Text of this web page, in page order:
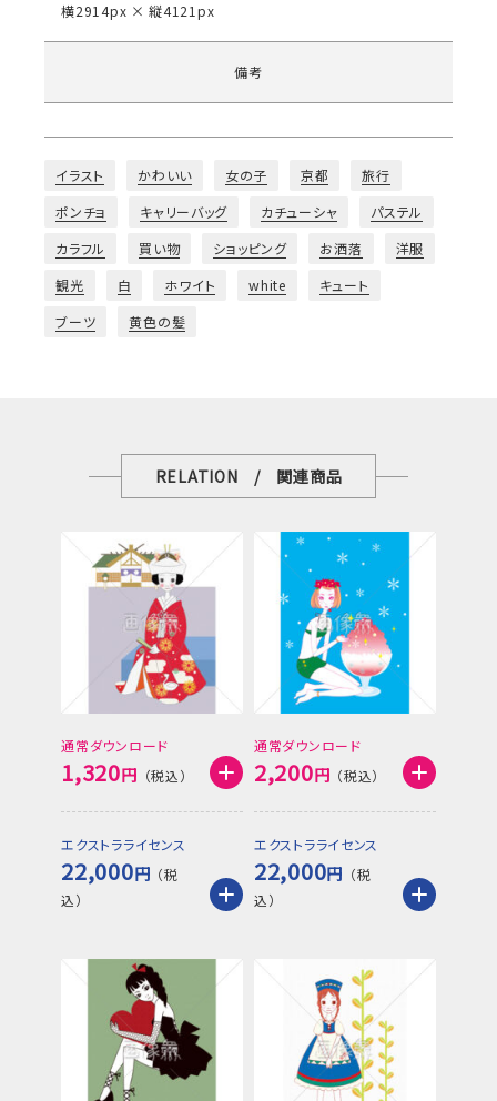
横2914px × 縦4121px
備考
イラスト かわいい 女の子 京都
旅行
ポンチョ
キャリーバッグ カチューシャ
パステル
カラフル
買い物 ショッピング お洒落
洋服
観光
白 ホワイト white
キュート
ブーツ
黄色の髪
RELATION / 関連商品
通常ダウンロード
1,320円
エクストラライセンス
22,000円
通常ダウンロード
2,200円
エクストラライセンス
22,000円